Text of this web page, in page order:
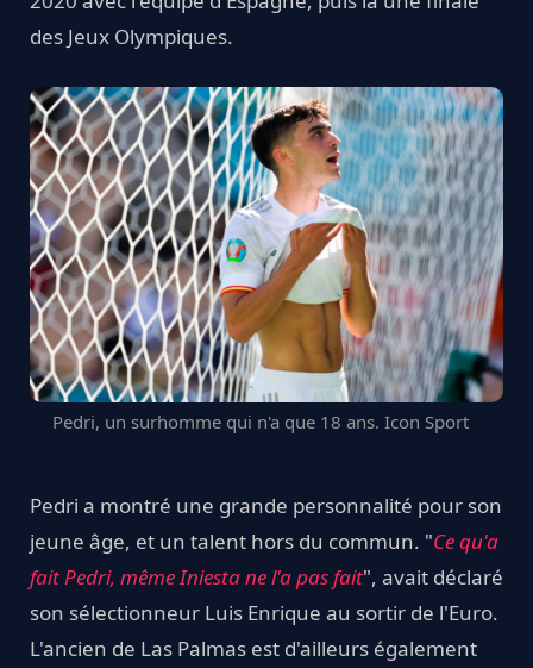
des Jeux Olympiques.
Pedri, un surhomme qui n'a que 18 ans. Icon Sport
Pedri a montré une grande personnalité pour son
jeune âge, et un talent hors du commun. "Ce qu'a
fait Pedri, même Iniesta ne l'a pas fait", avait déclaré
son sélectionneur Luis Enrique au sortir de l'Euro.
L'ancien de Las Palmas est d'ailleurs également